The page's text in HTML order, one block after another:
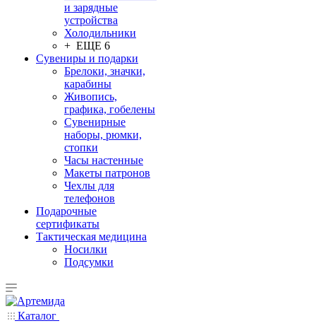
и зарядные
устройства
Холодильники
+ ЕЩЕ 6
Сувениры и подарки
Брелоки, значки,
карабины
Живопись,
графика, гобелены
Сувенирные
наборы, рюмки,
стопки
Часы настенные
Макеты патронов
Чехлы для
телефонов
Подарочные
сертификаты
Тактическая медицина
Носилки
Подсумки
Каталог